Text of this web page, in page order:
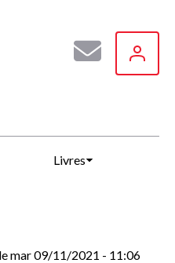
Livres
lemar 09/11/2021 - 11:06